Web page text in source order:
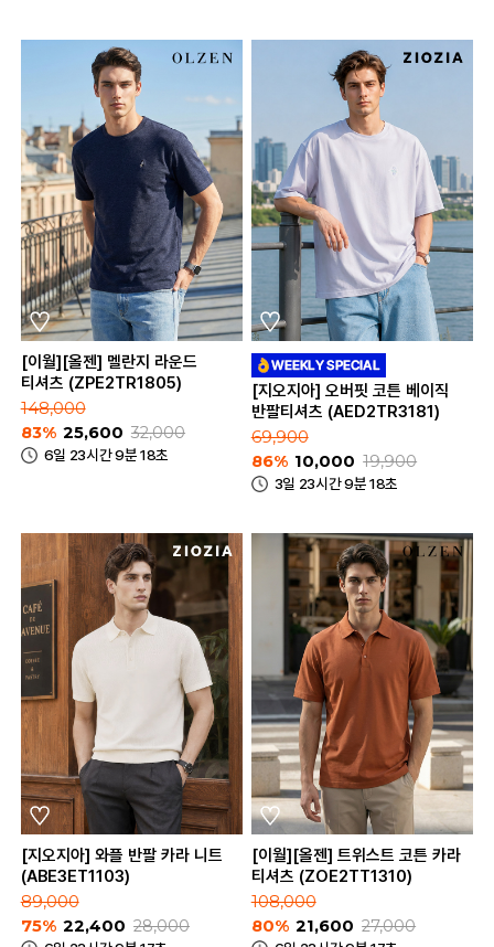
[이월][올젠] 멜란지 라운드
티셔츠 (ZPE2TR1805)
148,000
83% 25,600 32,000
6일 23시간 9분 18초
[지오지아] 오버핏 코튼 베이직
반팔티셔츠 (AED2TR3181)
69,900
86% 10,000 19,900
3일 23시간 9분 18초
[지오지아] 와플 반팔 카라 니트
(ABE3ET1103)
89,000
75% 22,400 28,000
[이월][올젠] 트위스트 코튼 카라
티셔츠 (ZOE2TT1310)
108,000
80% 21,600 27,000